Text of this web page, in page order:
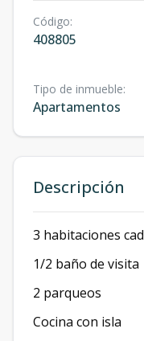
Código:
408805
Tipo de inmueble:
Apartamentos
Descripción
3 habitaciones
1/2 baño de visita
2 parqueos
Cocina con isla